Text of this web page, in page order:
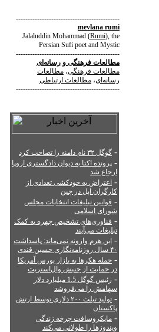
--------------------------------------------
mevlana rumi
Jalaluddin Mohammad (Rumi), the
Persian Sufi poet and Mystic
--------------------------------------------
مطالعات فرهنگی و رسانه‌ای
مطالعات فرهنگی، مطالعات
رسانه‌ای، مطالعات ارتباطی
--------------------------------------------
- گوگل ۳۲ نام دامنه را تصاحب کرد
- پرونده اکتا به دیوان دادگستری اروپا
ارجاع شد
- اعتراض به خودکشی تعدادی از
کارگران اپل در چین
- قوانین تبلیغات انتخابات مجلس
شورای اسلامی
- فناوری‌های تشخیص چهره به کمک
تبلیغات می‌آیند
- این هرم وارونه نمی‌ماند: پاسداشت
۴۰ سال روزنامه‌نگاری حسین قندی
- حمله هکرها به بازار بورس آمریکا
در حمایت از جنبش وال‌استریت
-
رئیس گوگل 1.5 میلیارد دلار
سهامش را می‌فروشد
-
تولید تبلت ۲۰۰ دلاری توسط ارتش
پاکستان
- مایکروسافت چرخه زندگی
ویندوزها را طولانی می‌کند